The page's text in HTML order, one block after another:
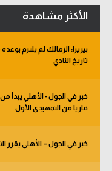
الأكثر مشاهدة
بيزيرا: الزمالك لم يلتزم
تاريخ النادي
قاريا من التمهيدي الأول
خبر في الجول – الأهلي يقرر